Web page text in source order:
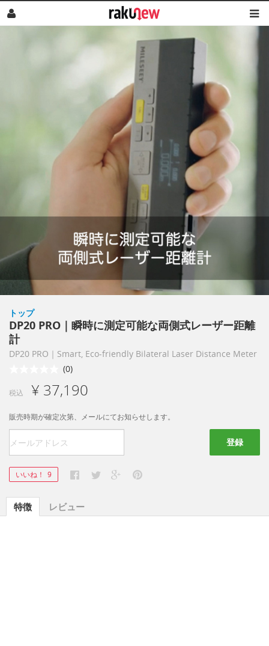
トップ
DP20 PRO｜瞬時に測定可能な両側式レーザー距離
計
DP20 PRO｜Smart, Eco-friendly Bilateral Laser Distance Meter
(0)
税込 ¥ 37,190
販売時期が確定次第、メールにてお知らせします。
登録
いいね！ 9
特徴 レビュー